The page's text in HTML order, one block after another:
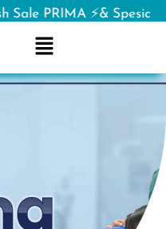
PRIMA ⚡& Spesial